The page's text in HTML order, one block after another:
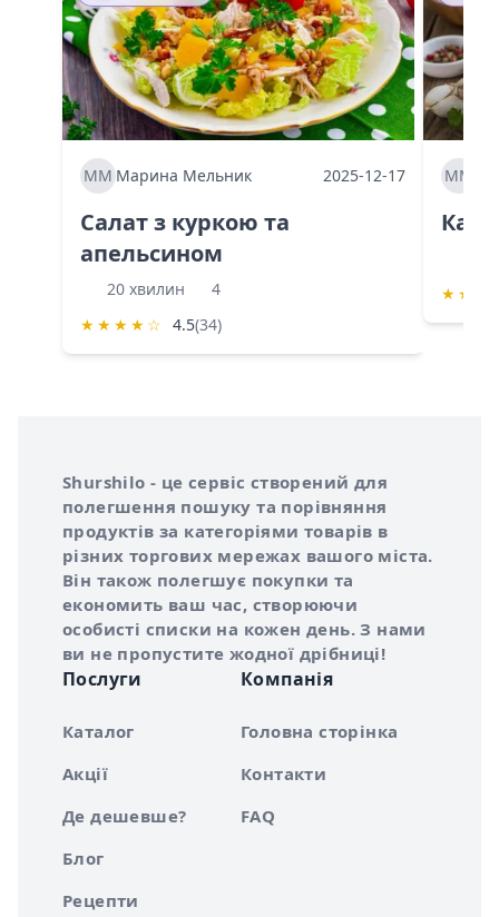
ММ Марина Мельник 2025-12-17
Салат з куркою та
апельсином
20 хвилин
4
★ ★ ★ ★ ☆ 4.5(34)
ММ
★ ★
Про сервіс Shurshilo
Shurshilo - це сервіс створений для
полегшення пошуку та порівняння
продуктів за категоріями товарів в
різних торгових мережах вашого міста.
Він також полегшує покупки та
економить ваш час, створюючи
особисті списки на кожен день. З нами
ви не пропустите жодної дрібниці!
Послуги
Каталог
Акції
Де дешевше?
Блог
Рецепти
Компанія
Головна сторінка
Контакти
FAQ